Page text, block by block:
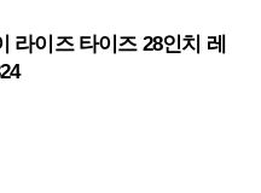
라이즈 타이즈 28인치 레